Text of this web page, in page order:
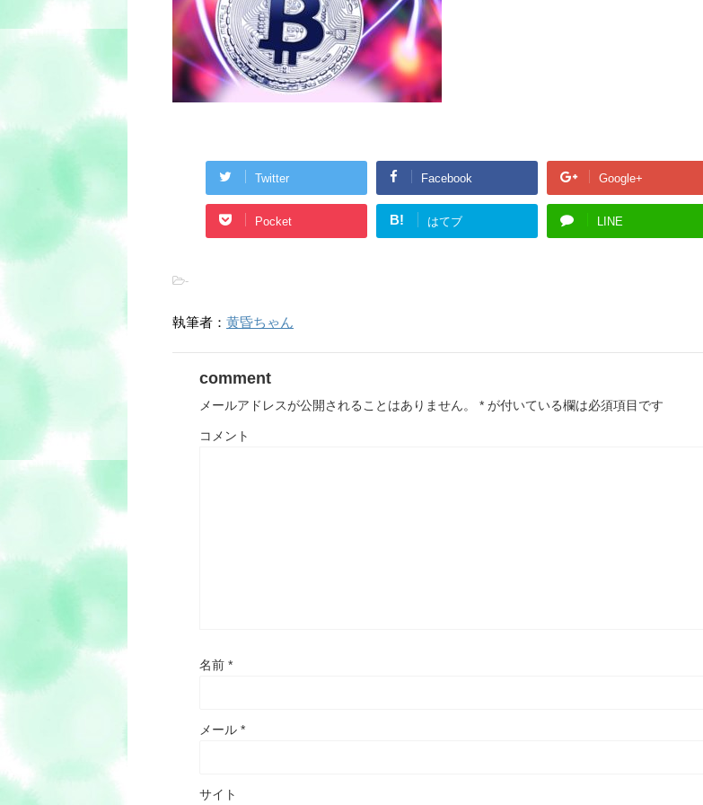
Twitter Facebook Google+
Pocket B! はてブ LINE
-
執筆者： 黄昏ちゃん
comment
メールアドレスが公開されることはありません。 * が付いている欄は必須項目です
コメント
名前 *
メール *
サイト